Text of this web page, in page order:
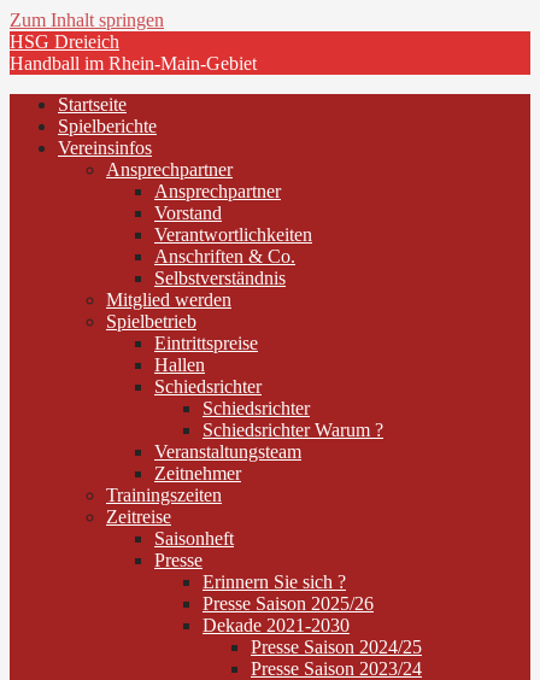
Zum Inhalt springen
HSG Dreieich
Handball im Rhein-Main-Gebiet
Startseite
Spielberichte
Vereinsinfos
Ansprechpartner
Ansprechpartner
Vorstand
Verantwortlichkeiten
Anschriften & Co.
Selbstverständnis
Mitglied werden
Spielbetrieb
Eintrittspreise
Hallen
Schiedsrichter
Schiedsrichter
Schiedsrichter Warum ?
Veranstaltungsteam
Zeitnehmer
Trainingszeiten
Zeitreise
Saisonheft
Presse
Erinnern Sie sich ?
Presse Saison 2025/26
Dekade 2021-2030
Presse Saison 2024/25
Presse Saison 2023/24